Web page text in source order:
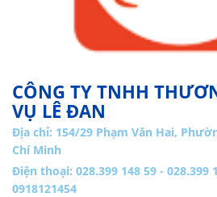
CÔNG TY TNHH
VỤ LÊ ĐAN
Địa chỉ: 154/29 Phạm Văn Hai,
Chí Minh
Điện thoại: 028.399 148 59 - 028.399
0918121454